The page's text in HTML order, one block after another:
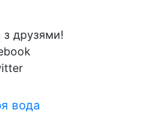
з друзями!
вода